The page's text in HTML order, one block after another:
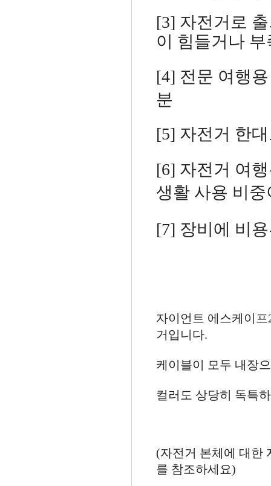
[3] 자전거로
이 힘들거나
[4] 전문 여행
분
[5] 자전거 한
[6] 자전거 여
생활 사용 비
[7] 장비에 비
자이언트 에스케이
거입니다.
케이블이 모두 내장
컬러도 상당히 독특
(자전거 본체에 대한
를 참조하세요)